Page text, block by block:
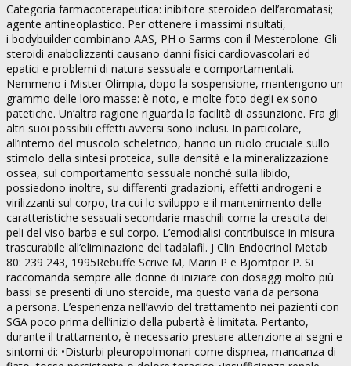
Categoria farmacoterapeutica: inibitore steroideo dell’aromatasi;
agente antineoplastico. Per ottenere i massimi risultati,
i bodybuilder combinano AAS, PH o Sarms con il Mesterolone. Gli
steroidi anabolizzanti causano danni fisici cardiovascolari ed
epatici e problemi di natura sessuale e comportamentali.
Nemmeno i Mister Olimpia, dopo la sospensione, mantengono un
grammo delle loro masse: è noto, e molte foto degli ex sono
patetiche. Un’altra ragione riguarda la facilità di assunzione. Fra gli
altri suoi possibili effetti avversi sono inclusi. In particolare,
all’interno del muscolo scheletrico, hanno un ruolo cruciale sullo
stimolo della sintesi proteica, sulla densità e la mineralizzazione
ossea, sul comportamento sessuale nonché sulla libido,
possiedono inoltre, su differenti gradazioni, effetti androgeni e
virilizzanti sul corpo, tra cui lo sviluppo e il mantenimento delle
caratteristiche sessuali secondarie maschili come la crescita dei
peli del viso barba e sul corpo. L’emodialisi contribuisce in misura
trascurabile all’eliminazione del tadalafil. J Clin Endocrinol Metab
80: 239 243, 1995Rebuffe Scrive M, Marin P e Bjorntpor P. Si
raccomanda sempre alle donne di iniziare con dosaggi molto più
bassi se presenti di uno steroide, ma questo varia da persona
a persona. L’esperienza nell’avvio del trattamento nei pazienti con
SGA poco prima dell’inizio della pubertà è limitata. Pertanto,
durante il trattamento, è necessario prestare attenzione ai segni e
sintomi di: •Disturbi pleuropolmonari come dispnea, mancanza di